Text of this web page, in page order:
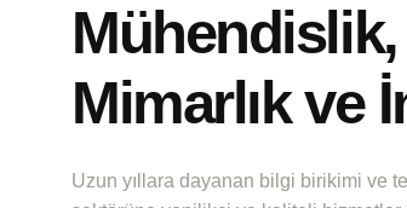
Mühendislik,
Mimarlık ve
Uzun yıllara dayanan bilgi birikimi ve